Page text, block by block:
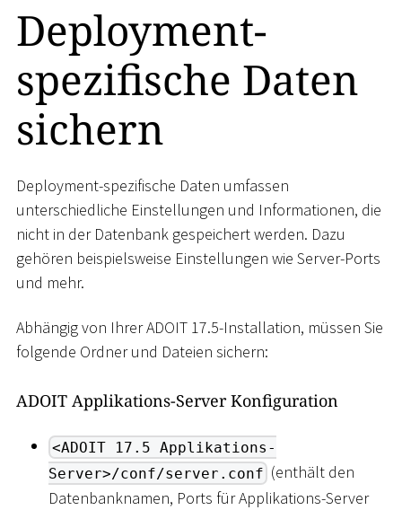
Deployment-
spezifische Daten
sichern
Deployment-spezifische Daten umfassen
unterschiedliche Einstellungen und Informationen, die
nicht in der Datenbank gespeichert werden. Dazu
gehören beispielsweise Einstellungen wie Server-Ports
und mehr.
Abhängig von Ihrer ADOIT 17.5-Installation, müssen Sie
folgende Ordner und Dateien sichern:
ADOIT Applikations-Server Konfiguration
<ADOIT 17.5 Applikations-
Server>/conf/server.conf (enthält den
Datenbanknamen, Ports für Applikations-Server